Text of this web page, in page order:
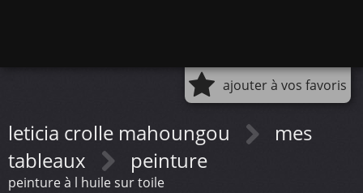
ajouter à vos favoris
leticia crolle mahoungou
mes
tableaux
peinture
peinture à l huile sur toile